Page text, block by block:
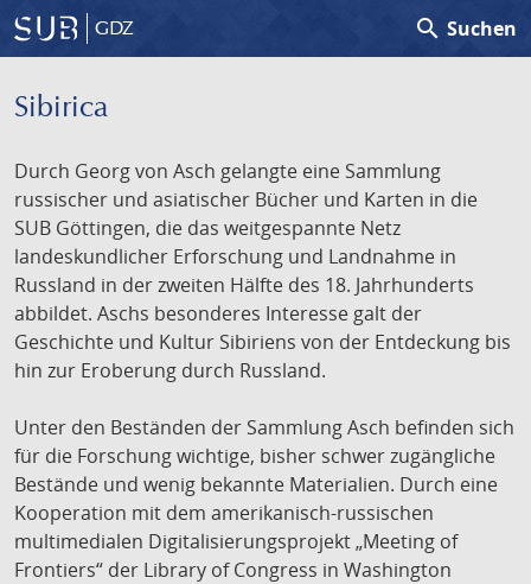
GDZ search Suchen
Sibirica
Durch Georg von Asch gelangte eine Sammlung
russischer und asiatischer Bücher und Karten in die
SUB Göttingen, die das weitgespannte Netz
landeskundlicher Erforschung und Landnahme in
Russland in der zweiten Hälfte des 18. Jahrhunderts
abbildet. Aschs besonderes Interesse galt der
Geschichte und Kultur Sibiriens von der Entdeckung bis
hin zur Eroberung durch Russland.
Unter den Beständen der Sammlung Asch befinden sich
für die Forschung wichtige, bisher schwer zugängliche
Bestände und wenig bekannte Materialien. Durch eine
Kooperation mit dem amerikanisch-russischen
multimedialen Digitalisierungsprojekt „Meeting of
Frontiers“ der Library of Congress in Washington